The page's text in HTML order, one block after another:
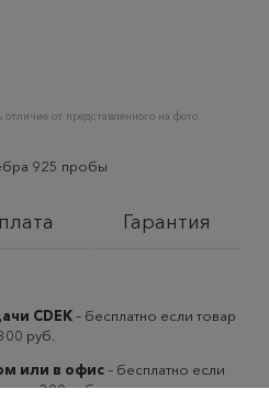
от представленного на фото
925 пробы
Гарантия
CDEK– бесплатно если товар
руб.
или в офис– бесплатно если
300 руб.